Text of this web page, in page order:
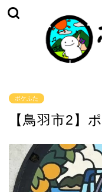
ポケふた
【鳥羽市2】